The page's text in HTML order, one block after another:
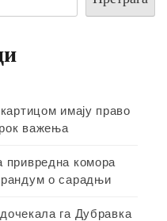
имају право
важења
комора
о сарадњи
га Дубравка